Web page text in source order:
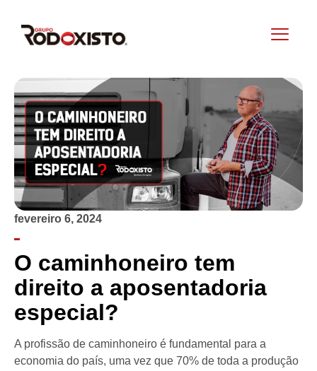
fevereiro 6, 2024
O caminhoneiro tem
direito a aposentadoria
especial?
A profissão de caminhoneiro é fundamental para a
economia do país, uma vez que 70% de toda a produção